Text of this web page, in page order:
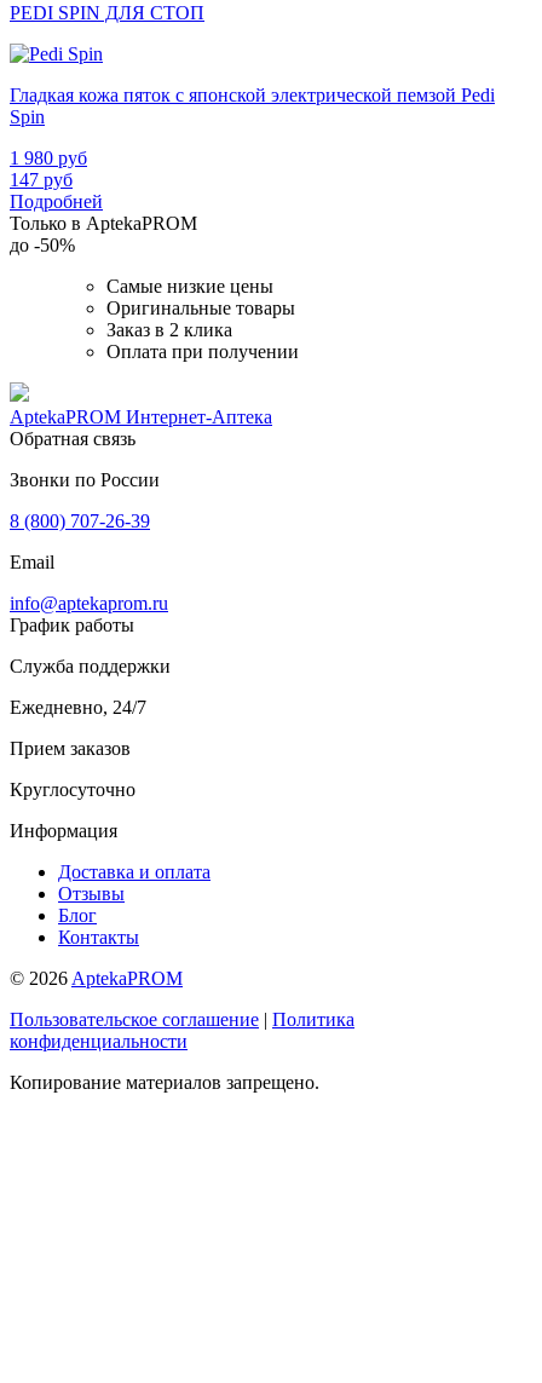
PEDI SPIN ДЛЯ СТОП
Гладкая кожа пяток с японской электрической пемзой Pedi
Spin
1 980 руб
147 руб
Подробней
Только в AptekaPROM
до -50%
Самые низкие цены
Оригинальные товары
Заказ в 2 клика
Оплата при получении
AptekaPROM Интернет-Аптека
Обратная связь
Звонки по России
8 (800) 707-26-39
Email
info@aptekaprom.ru
График работы
Служба поддержки
Ежедневно, 24/7
Прием заказов
Круглосуточно
Информация
Доставка и оплата
Отзывы
Блог
Контакты
© 2026 AptekaPROM
Пользовательское соглашение | Политика
конфиденциальности
Копирование материалов запрещено.